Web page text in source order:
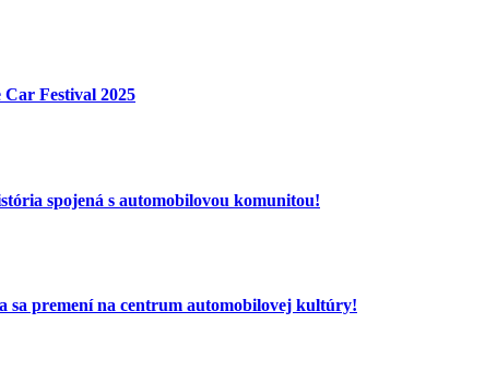
Festival 2025
spojená s automobilovou komunitou!
sa premení na centrum automobilovej kultúry!